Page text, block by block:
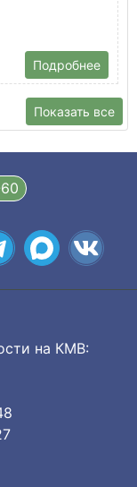
Подробнее
Показать все
на КМВ: